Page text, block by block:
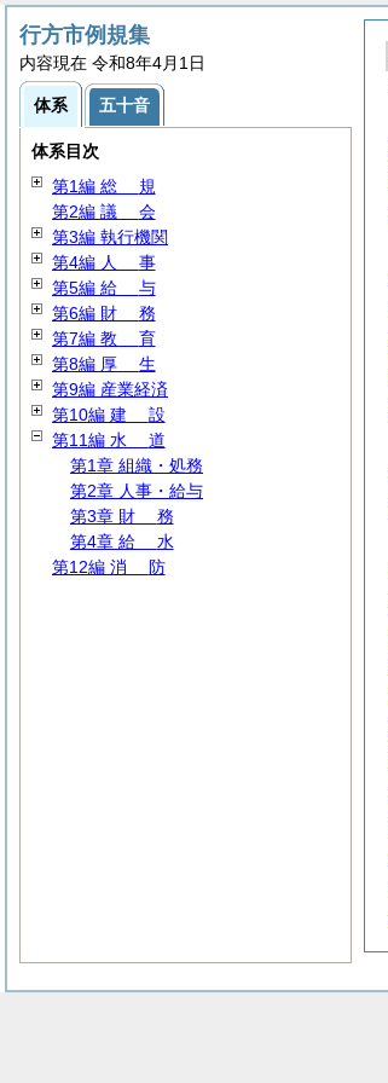
行方市例規集
内容現在 令和8年4月1日
体系 五十音
体系目次
第1編 総 規
第2編 議 会
第3編 執行機関
第4編 人 事
第5編 給 与
第6編 財 務
第7編 教 育
第8編 厚 生
第9編 産業経済
第10編 建 設
第11編 水 道
第1章 組織・処務
第2章 人事・給与
第3章 財 務
第4章 給 水
第12編 消 防